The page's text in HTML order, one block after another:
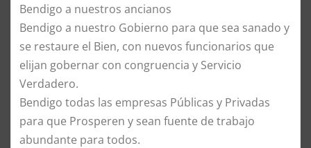
Bendigo a nuestros ancianos
Bendigo a nuestro Gobierno para que sea sanado y
se restaure el Bien, con nuevos funcionarios que
elijan gobernar con congruencia y Servicio
Verdadero.
Bendigo todas las empresas Públicas y Privadas
para que Prosperen y sean fuente de trabajo
abundante para todos.